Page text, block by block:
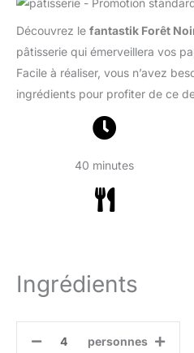
Découvrez le fantastik Forêt
pâtisserie qui émerveillera vos
Facile à réaliser, vous n’avez
ingrédients pour profiter de ce
40 minutes
Ingrédients
personnes